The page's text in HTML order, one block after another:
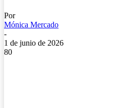
Por
Mónica Mercado
-
1 de junio de 2026
80